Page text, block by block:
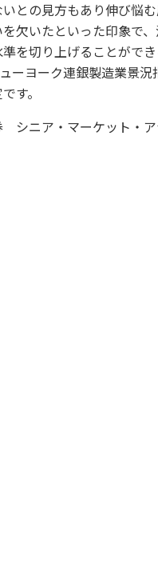
との見方もあり伸び悩
欠いたといった印象で
を切り上げることがで
ーヨーク連銀製造業景
す。
シニア・マーケット・